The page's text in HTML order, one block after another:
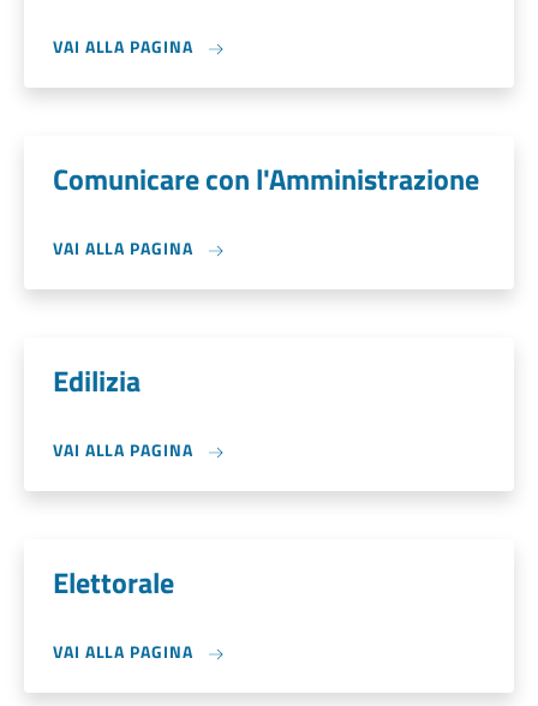
VAI ALLA PAGINA
Comunicare con l'Amministrazione
VAI ALLA PAGINA
Edilizia
VAI ALLA PAGINA
Elettorale
VAI ALLA PAGINA